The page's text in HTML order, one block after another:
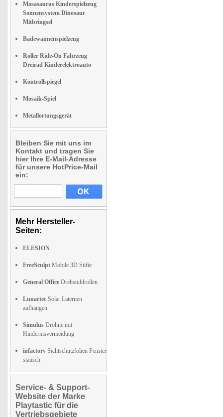
Mosasaurus Kinderspielzeug
Sonnensystem Dinosaur
Mitbringsel
Badewannenspielzeug
Roller Ride-On Fahrzeug
Dreirad Kinderelektroauto
Kontrollspiegel
Mosaik-Spiel
Metallortungsgerät
Bleiben Sie mit uns im
Kontakt und tragen Sie
hier Ihre E-Mail-Adresse
für unsere HotPrice-Mail
ein:
Mehr Hersteller-
Seiten:
ELESION
FreeSculpt Mobile 3D Stifte
General Office Drehstuhlrollen
Lunartec Solar Laternen
aufhängen
Simulus Drohne mit
Hindernisvermeidung
infactory Sichtschutzfolien Fenster
statisch
Service- & Support-
Website der Marke
Playtastic für die
Vertriebsgebiete